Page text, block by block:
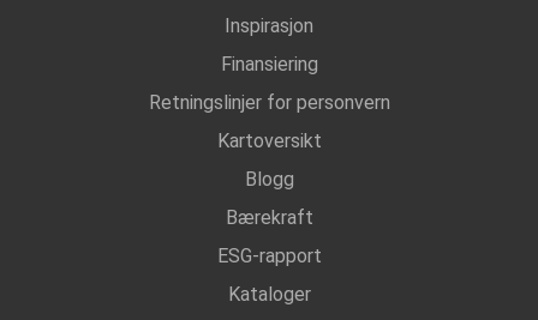
Inspirasjon
Finansiering
Retningslinjer for personvern
Kartoversikt
Blogg
Bærekraft
ESG-rapport
Kataloger